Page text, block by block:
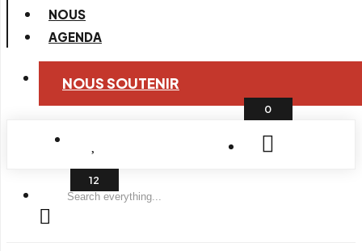
NOUS
AGENDA
NOUS SOUTENIR
0
Search